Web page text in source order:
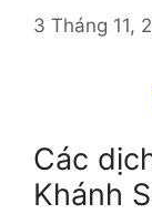
3 Tháng 11,
Các
Khánh